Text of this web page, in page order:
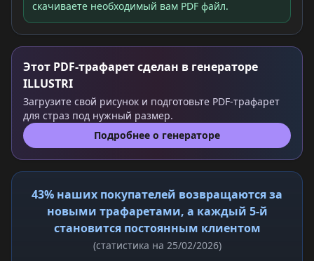
скачиваете необходимый вам PDF файл.
Этот PDF-трафарет сделан в генераторе
ILLUSTRI
Загрузите свой рисунок и подготовьте PDF-трафарет
для страз под нужный размер.
Подробнее о генераторе
43% наших покупателей возвращаются за
новыми трафаретами, а каждый 5-й
становится постоянным клиентом
(статистика на 25/02/2026)